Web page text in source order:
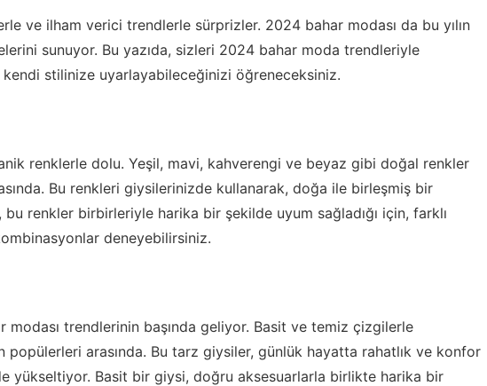
ve ilham verici trendlerle sürprizler. 2024 bahar modası da bu yılın
sunuyor. Bu yazıda, sizleri 2024 bahar moda trendleriyle
kendi stilinize uyarlayabileceğinizi öğreneceksiniz.
renklerle dolu. Yeşil, mavi, kahverengi ve beyaz gibi doğal renkler
Bu renkleri giysilerinizde kullanarak, doğa ile birleşmiş bir
renkler birbirleriyle harika bir şekilde uyum sağladığı için, farklı
deneyebilirsiniz.
trendlerinin başında geliyor. Basit ve temiz çizgilerle
popülerleri arasında. Bu tarz giysiler, günlük hayatta rahatlık ve konfor
yükseltiyor. Basit bir giysi, doğru aksesuarlarla birlikte harika bir